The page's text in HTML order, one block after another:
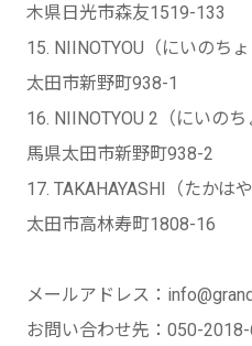
木県日光市森友1519-133
15. NIINOTYOU（にいのち
太田市新野町938-1
16. NIINOTYOU 2（にいの
馬県太田市新野町938-2
17. TAKAHAYASHI（たかは
太田市高林寿町1808-16
メールアドレス：
お問い合わせ先：050-